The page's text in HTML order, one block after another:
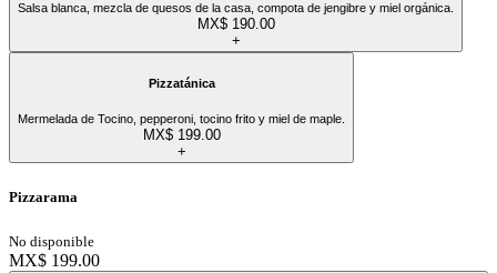
Salsa blanca, mezcla de quesos de la casa, compota de jengibre y miel orgánica.
MX$ 190.00
+
Pizzatánica
Mermelada de Tocino, pepperoni, tocino frito y miel de maple.
MX$ 199.00
+
Pizzarama
No disponible
MX$ 199.00